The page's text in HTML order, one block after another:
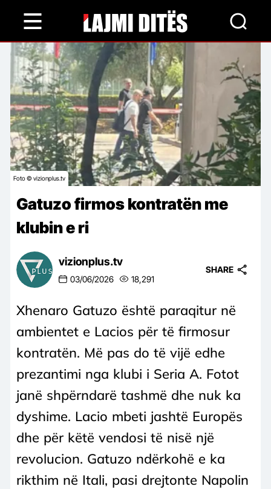
content
Foto © vizionplus.tv
Gatuzo firmos kontratën me
klubin e ri
vizionplus.tv
03/06/2026 18,291
SHARE
Xhenaro Gatuzo është paraqitur në
ambientet e Lacios për të firmosur
kontratën. Më pas do të vijë edhe
prezantimi nga klubi i Seria A. Fotot
janë shpërndarë tashmë dhe nuk ka
dyshime. Lacio mbeti jashtë Europës
dhe për këtë vendosi të nisë një
revolucion. Gatuzo ndërkohë e ka
rikthim në Itali, pasi drejtonte Napolin